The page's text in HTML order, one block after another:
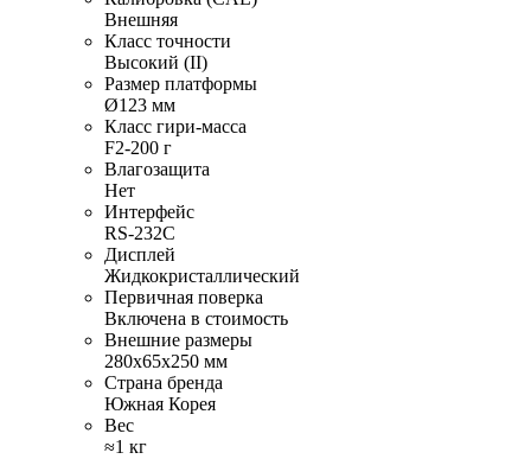
Внешняя
Класс точности
Высокий (II)
Размер платформы
Ø123 мм
Класс гири-масса
F2-200 г
Влагозащита
Нет
Интерфейс
RS-232C
Дисплей
Жидкокристаллический
Первичная поверка
Включена в стоимость
Внешние размеры
280х65х250 мм
Страна бренда
Южная Корея
Вес
≈1 кг